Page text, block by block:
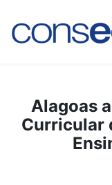
Alagoas
Curricular